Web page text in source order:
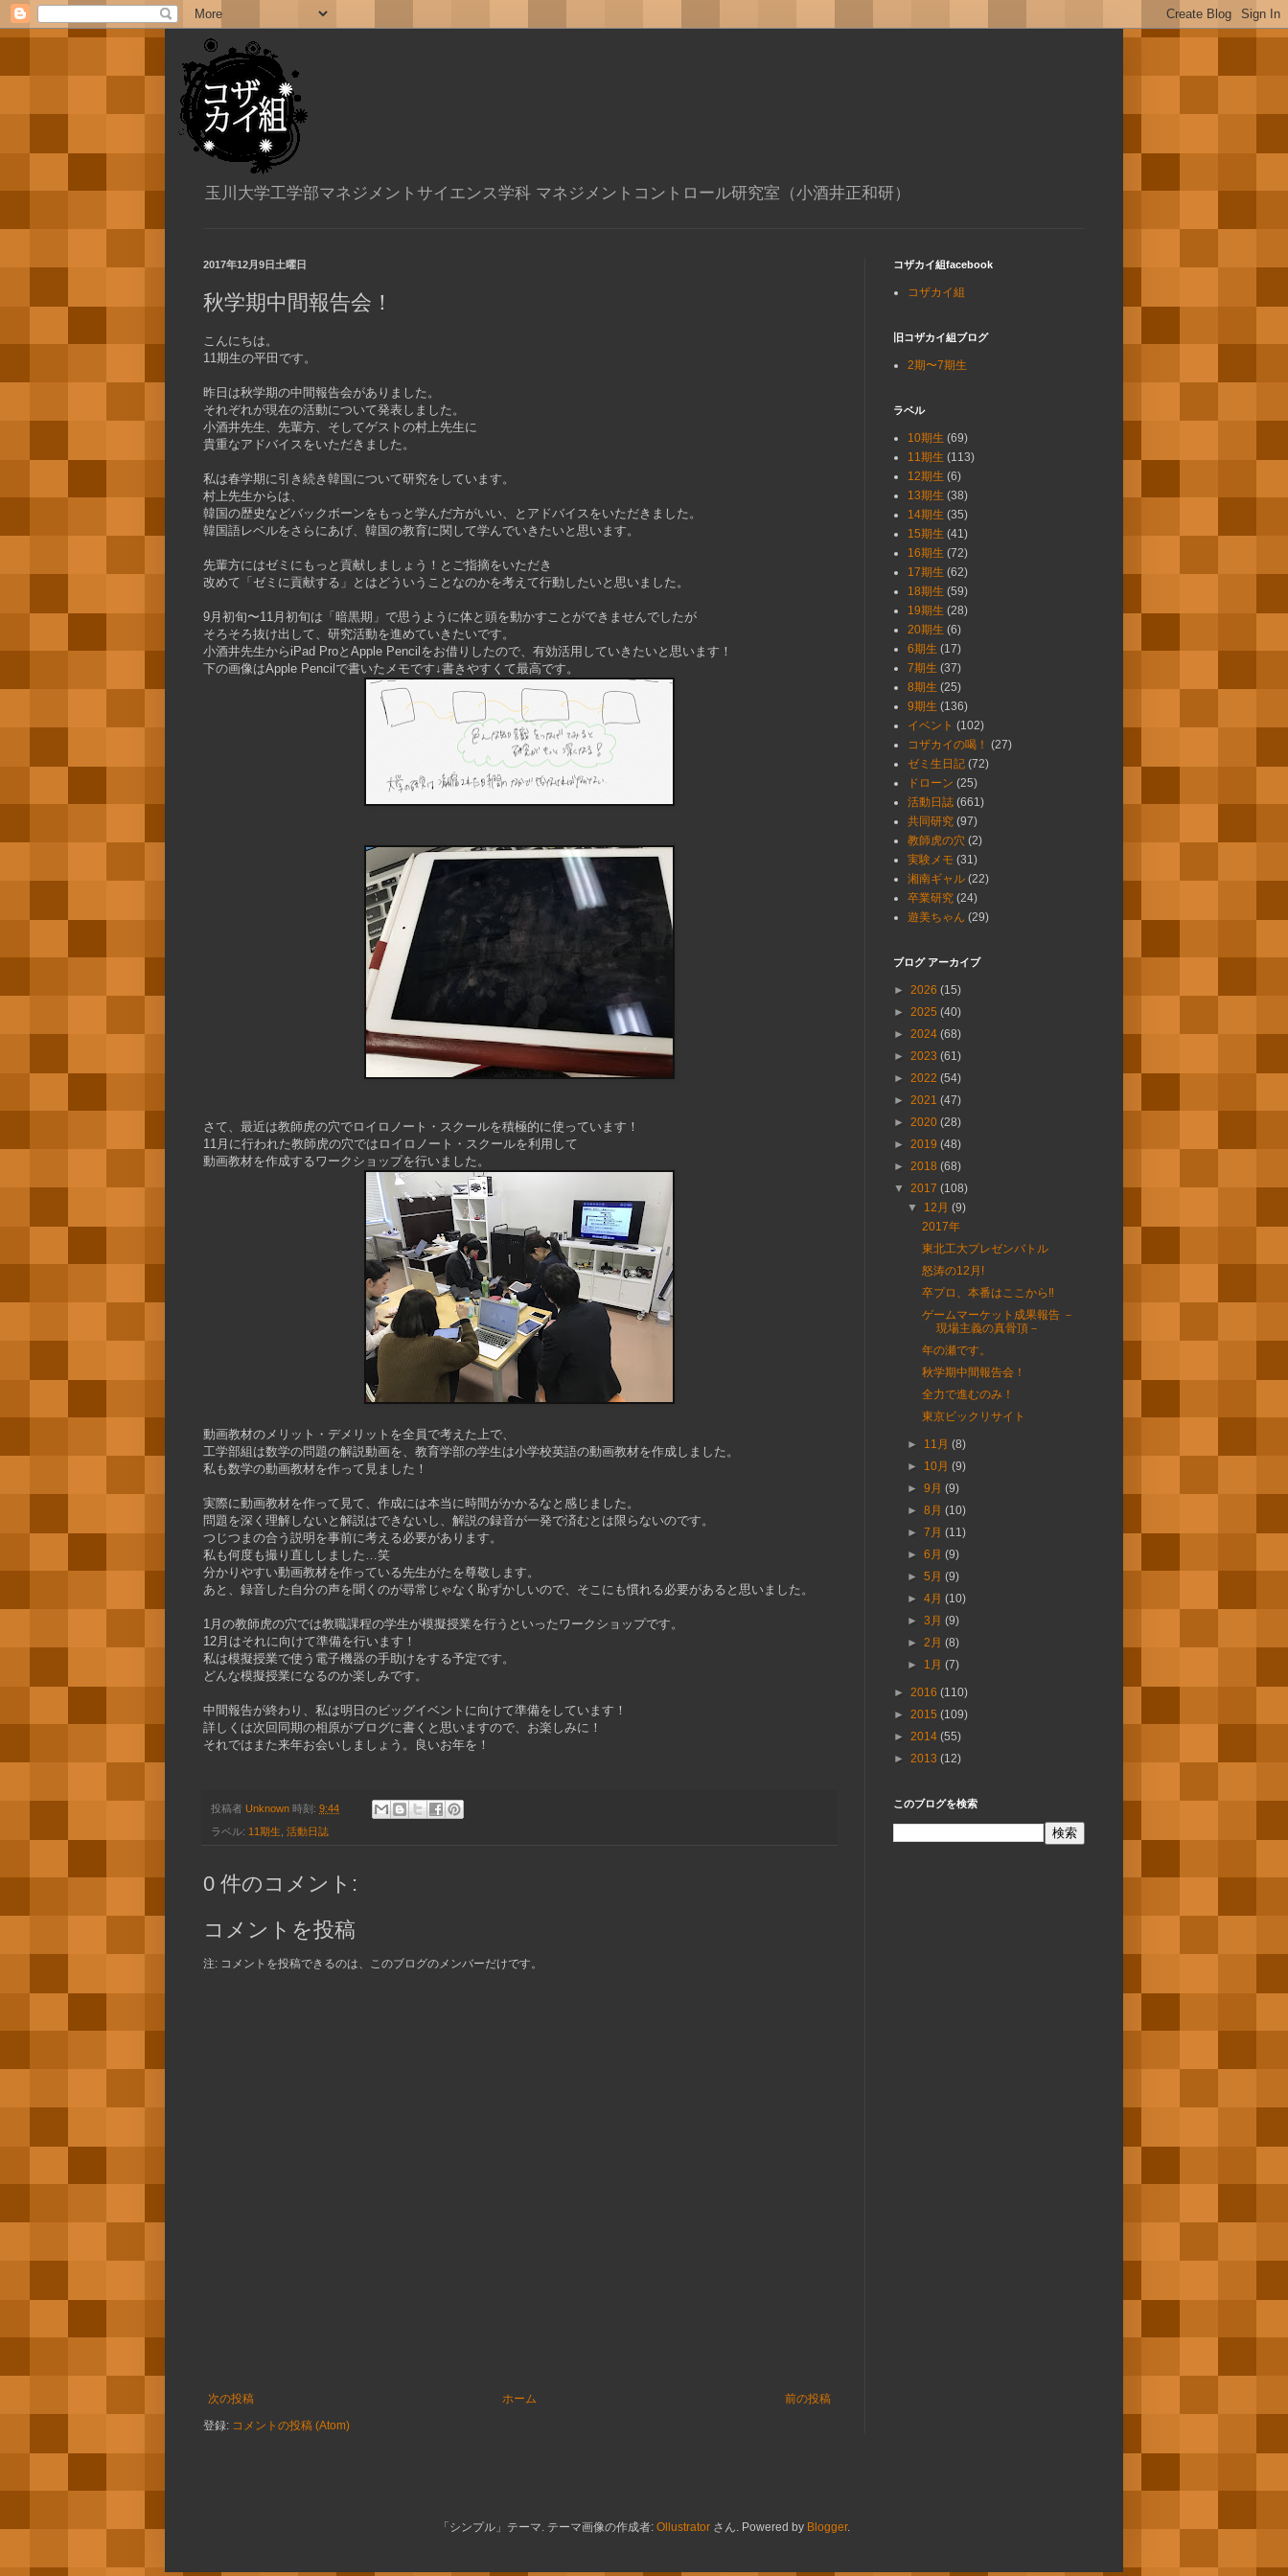
玉川大学工学部マネジメントサイエンス学科 マネジメントコントロール研究室（小酒井正和研）
2017年12月9日土曜日
秋学期中間報告会！
こんにちは。
11期生の平田です。
昨日は秋学期の中間報告会がありました。
それぞれが現在の活動について発表しました。
小酒井先生、先輩方、そしてゲストの村上先生に
貴重なアドバイスをいただきました。
私は春学期に引き続き韓国について研究をしています。
村上先生からは、
韓国の歴史などバックボーンをもっと学んだ方がいい、とアドバイスをいただきました。
韓国語レベルをさらにあげ、韓国の教育に関して学んでいきたいと思います。
先輩方にはゼミにもっと貢献しましょう！とご指摘をいただき
改めて「ゼミに貢献する」とはどういうことなのかを考えて行動したいと思いました。
9月初旬〜11月初旬は「暗黒期」で思うように体と頭を動かすことができませんでしたが
そろそろ抜け出して、研究活動を進めていきたいです。
小酒井先生からiPad ProとApple Pencilをお借りしたので、有効活用していきたいと思います！
下の画像はApple Pencilで書いたメモです↓書きやすくて最高です。
さて、最近は教師虎の穴でロイロノート・スクールを積極的に使っています！
11月に行われた教師虎の穴ではロイロノート・スクールを利用して
動画教材を作成するワークショップを行いました。
動画教材のメリット・デメリットを全員で考えた上で、
工学部組は数学の問題の解説動画を、教育学部の学生は小学校英語の動画教材を作成しました。
私も数学の動画教材を作って見ました！
実際に動画教材を作って見て、作成には本当に時間がかかるなと感じました。
問題を深く理解しないと解説はできないし、解説の録音が一発で済むとは限らないのです。
つじつまの合う説明を事前に考える必要があります。
私も何度も撮り直ししました…笑
分かりやすい動画教材を作っている先生がたを尊敬します。
あと、録音した自分の声を聞くのが尋常じゃなく恥ずかしいので、そこにも慣れる必要があると思いました。
1月の教師虎の穴では教職課程の学生が模擬授業を行うといったワークショップです。
12月はそれに向けて準備を行います！
私は模擬授業で使う電子機器の手助けをする予定です。
どんな模擬授業になるのか楽しみです。
中間報告が終わり、私は明日のビッグイベントに向けて準備をしています！
詳しくは次回同期の相原がブログに書くと思いますので、お楽しみに！
それではまた来年お会いしましょう。良いお年を！
投稿者 Unknown 時刻: 9:44
ラベル: 11期生, 活動日誌
0 件のコメント:
コメントを投稿
注: コメントを投稿できるのは、このブログのメンバーだけです。
次の投稿 前の投稿
ホーム
登録: コメントの投稿 (Atom)
コザカイ組facebook
コザカイ組
旧コザカイ組ブログ
2期〜7期生
ラベル
10期生 (69)
11期生 (113)
12期生 (6)
13期生 (38)
14期生 (35)
15期生 (41)
16期生 (72)
17期生 (62)
18期生 (59)
19期生 (28)
20期生 (6)
6期生 (17)
7期生 (37)
8期生 (25)
9期生 (136)
イベント (102)
コザカイの喝！ (27)
ゼミ生日記 (72)
ドローン (25)
活動日誌 (661)
共同研究 (97)
教師虎の穴 (2)
実験メモ (31)
湘南ギャル (22)
卒業研究 (24)
遊美ちゃん (29)
ブログ アーカイブ
► 2026 (15)
► 2025 (40)
► 2024 (68)
► 2023 (61)
► 2022 (54)
► 2021 (47)
► 2020 (28)
► 2019 (48)
► 2018 (68)
▼ 2017 (108)
▼ 12月(9)
2017年
東北工大プレゼンバトル
怒涛の12月!
卒プロ、本番はここから‼
ゲームマーケット成果報告 －
現場主義の真骨頂－
年の瀬です。
秋学期中間報告会！
全力で進むのみ！
東京ビックリサイト
► 11月(8)
► 10月(9)
►9月(9)
►8月(10)
►7月(11)
►6月(9)
►5月(9)
►4月(10)
►3月(9)
►2月(8)
► 1月(7)
► 2016 (110)
► 2015 (109)
► 2014 (55)
► 2013 (12)
このブログを検索
「シンプル」テーマ. テーマ画像の作成者: Ollustrator さん. Powered by Blogger.